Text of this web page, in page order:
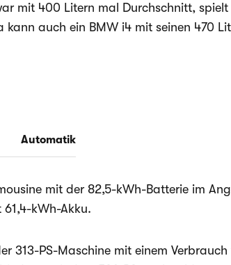
mit 400 Litern mal Durchschnitt,
auch ein BMW i4 mit seinen 470
Automatik
mit der 82,5-kWh-Batterie im
kWh-Akku.
313-PS-Maschine mit einem